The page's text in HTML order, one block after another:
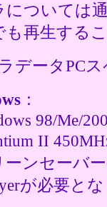
については
も再生する
データ
：
98/Me/
II
ンセーバー
が必要とな